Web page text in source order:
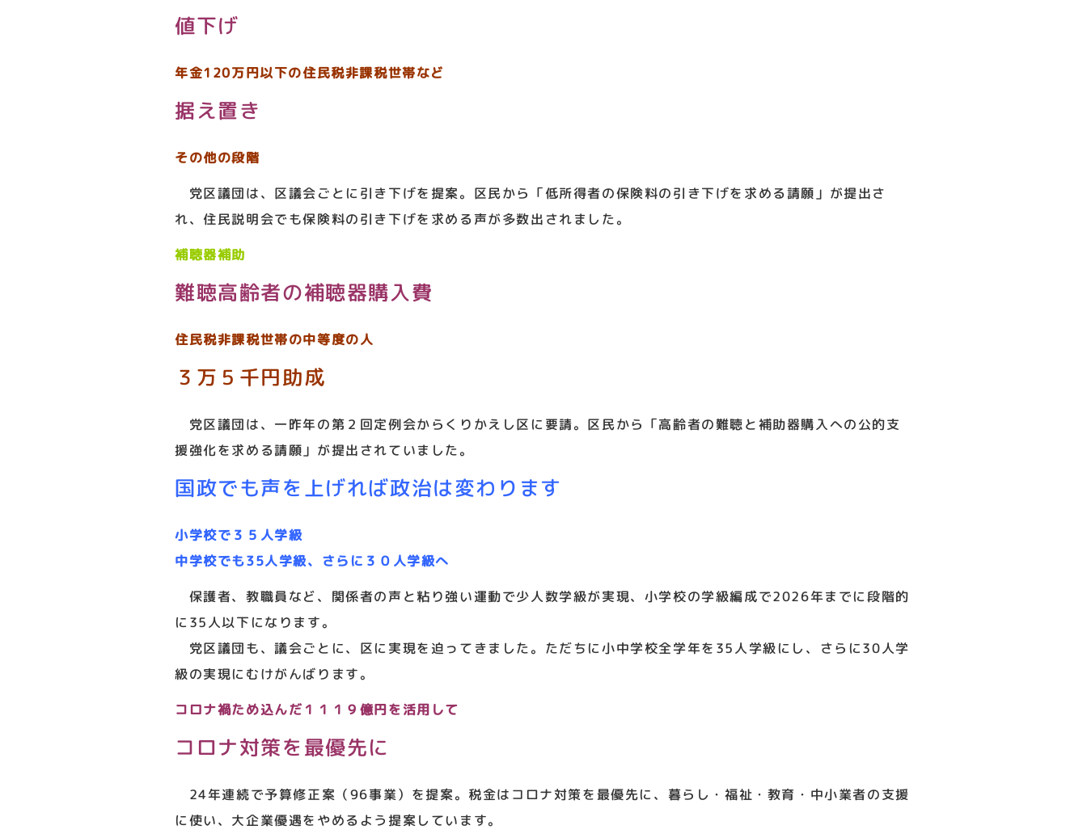
値下げ
年金120万円以下の住民税非課税世帯など
据え置き
その他の段階
党区議団は、区議会ごとに引き下げを提案。区民から「低所得者の保険料の引き下げを求める請願」が提出さ
れ、住民説明会でも保険料の引き下げを求める声が多数出されました。
補聴器補助
難聴高齢者の補聴器購入費
住民税非課税世帯の中等度の人
３万５千円助成
党区議団は、一昨年の第２回定例会からくりかえし区に要請。区民から「高齢者の難聴と補助器購入への公的支
援強化を求める請願」が提出されていました。
国政でも声を上げれば政治は変わります
小学校で３５人学級
中学校でも35人学級、さらに３０人学級へ
保護者、教職員など、関係者の声と粘り強い運動で少人数学級が実現、小学校の学級編成で2026年までに段階的
に35人以下になります。
党区議団も、議会ごとに、区に実現を迫ってきました。ただちに小中学校全学年を35人学級にし、さらに30人学
級の実現にむけがんばります。
コロナ禍ため込んだ１１１９億円を活用して
コロナ対策を最優先に
24年連続で予算修正案（96事業）を提案。税金はコロナ対策を最優先に、暮らし・福祉・教育・中小業者の支援
に使い、大企業優遇をやめるよう提案しています。